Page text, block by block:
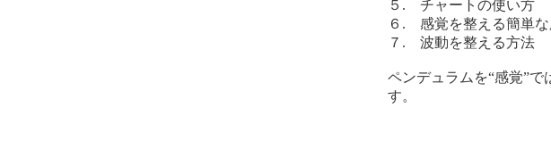
５. チャートの使い方
６. 感覚を整える簡単
７. 波動を整える方法
ペンデュラムを“感覚”で
す。